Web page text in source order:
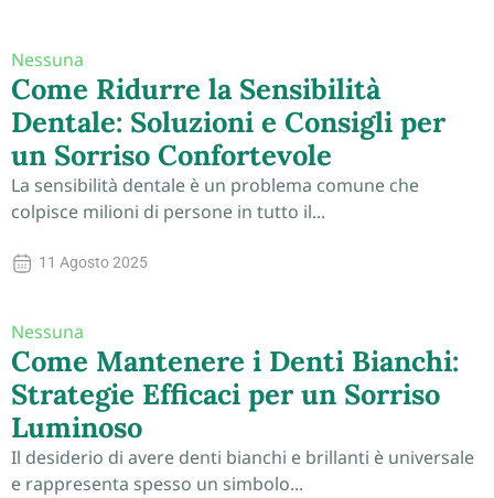
Nessuna
Come Ridurre la Sensibilità
Dentale: Soluzioni e Consigli per
un Sorriso Confortevole
La sensibilità dentale è un problema comune che
colpisce milioni di persone in tutto il...
11 Agosto 2025
Nessuna
Come Mantenere i Denti Bianchi:
Strategie Efficaci per un Sorriso
Luminoso
Il desiderio di avere denti bianchi e brillanti è universale
e rappresenta spesso un simbolo...